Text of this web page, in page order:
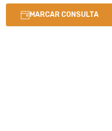
MARCAR CONSULTA